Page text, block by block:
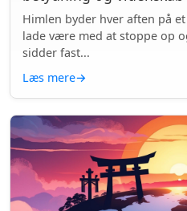
Himlen byder hver aften på
lade være med at stoppe op
sidder fast...
Læs mere→